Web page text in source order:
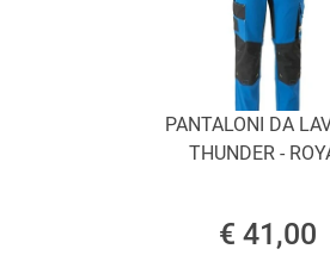
PANTALONI DA
THUNDER -
€ 41,00